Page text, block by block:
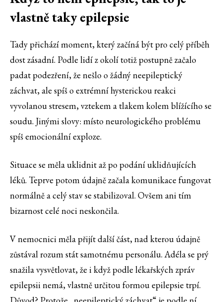
vlastně taky epilepsie
Tady přichází moment, který začíná být pro celý příběh
dost zásadní. Podle lidí z okolí totiž postupně začalo
padat podezření, že nešlo o žádný neepileptický
záchvat, ale spíš o extrémní hysterickou reakci
vyvolanou stresem, vztekem a tlakem kolem blížícího se
soudu. Jinými slovy: místo neurologického problému
spíš emocionální exploze.
Situace se měla uklidnit až po podání uklidňujících
léků. Teprve potom údajně začala komunikace fungovat
normálně a celý stav se stabilizoval. Ovšem ani tím
bizarnost celé noci neskončila.
V nemocnici měla přijít další část, nad kterou údajně
zůstával rozum stát samotnému personálu. Adéla se prý
snažila vysvětlovat, že i když podle lékařských zpráv
epilepsii nemá, vlastně určitou formou epilepsie trpí.